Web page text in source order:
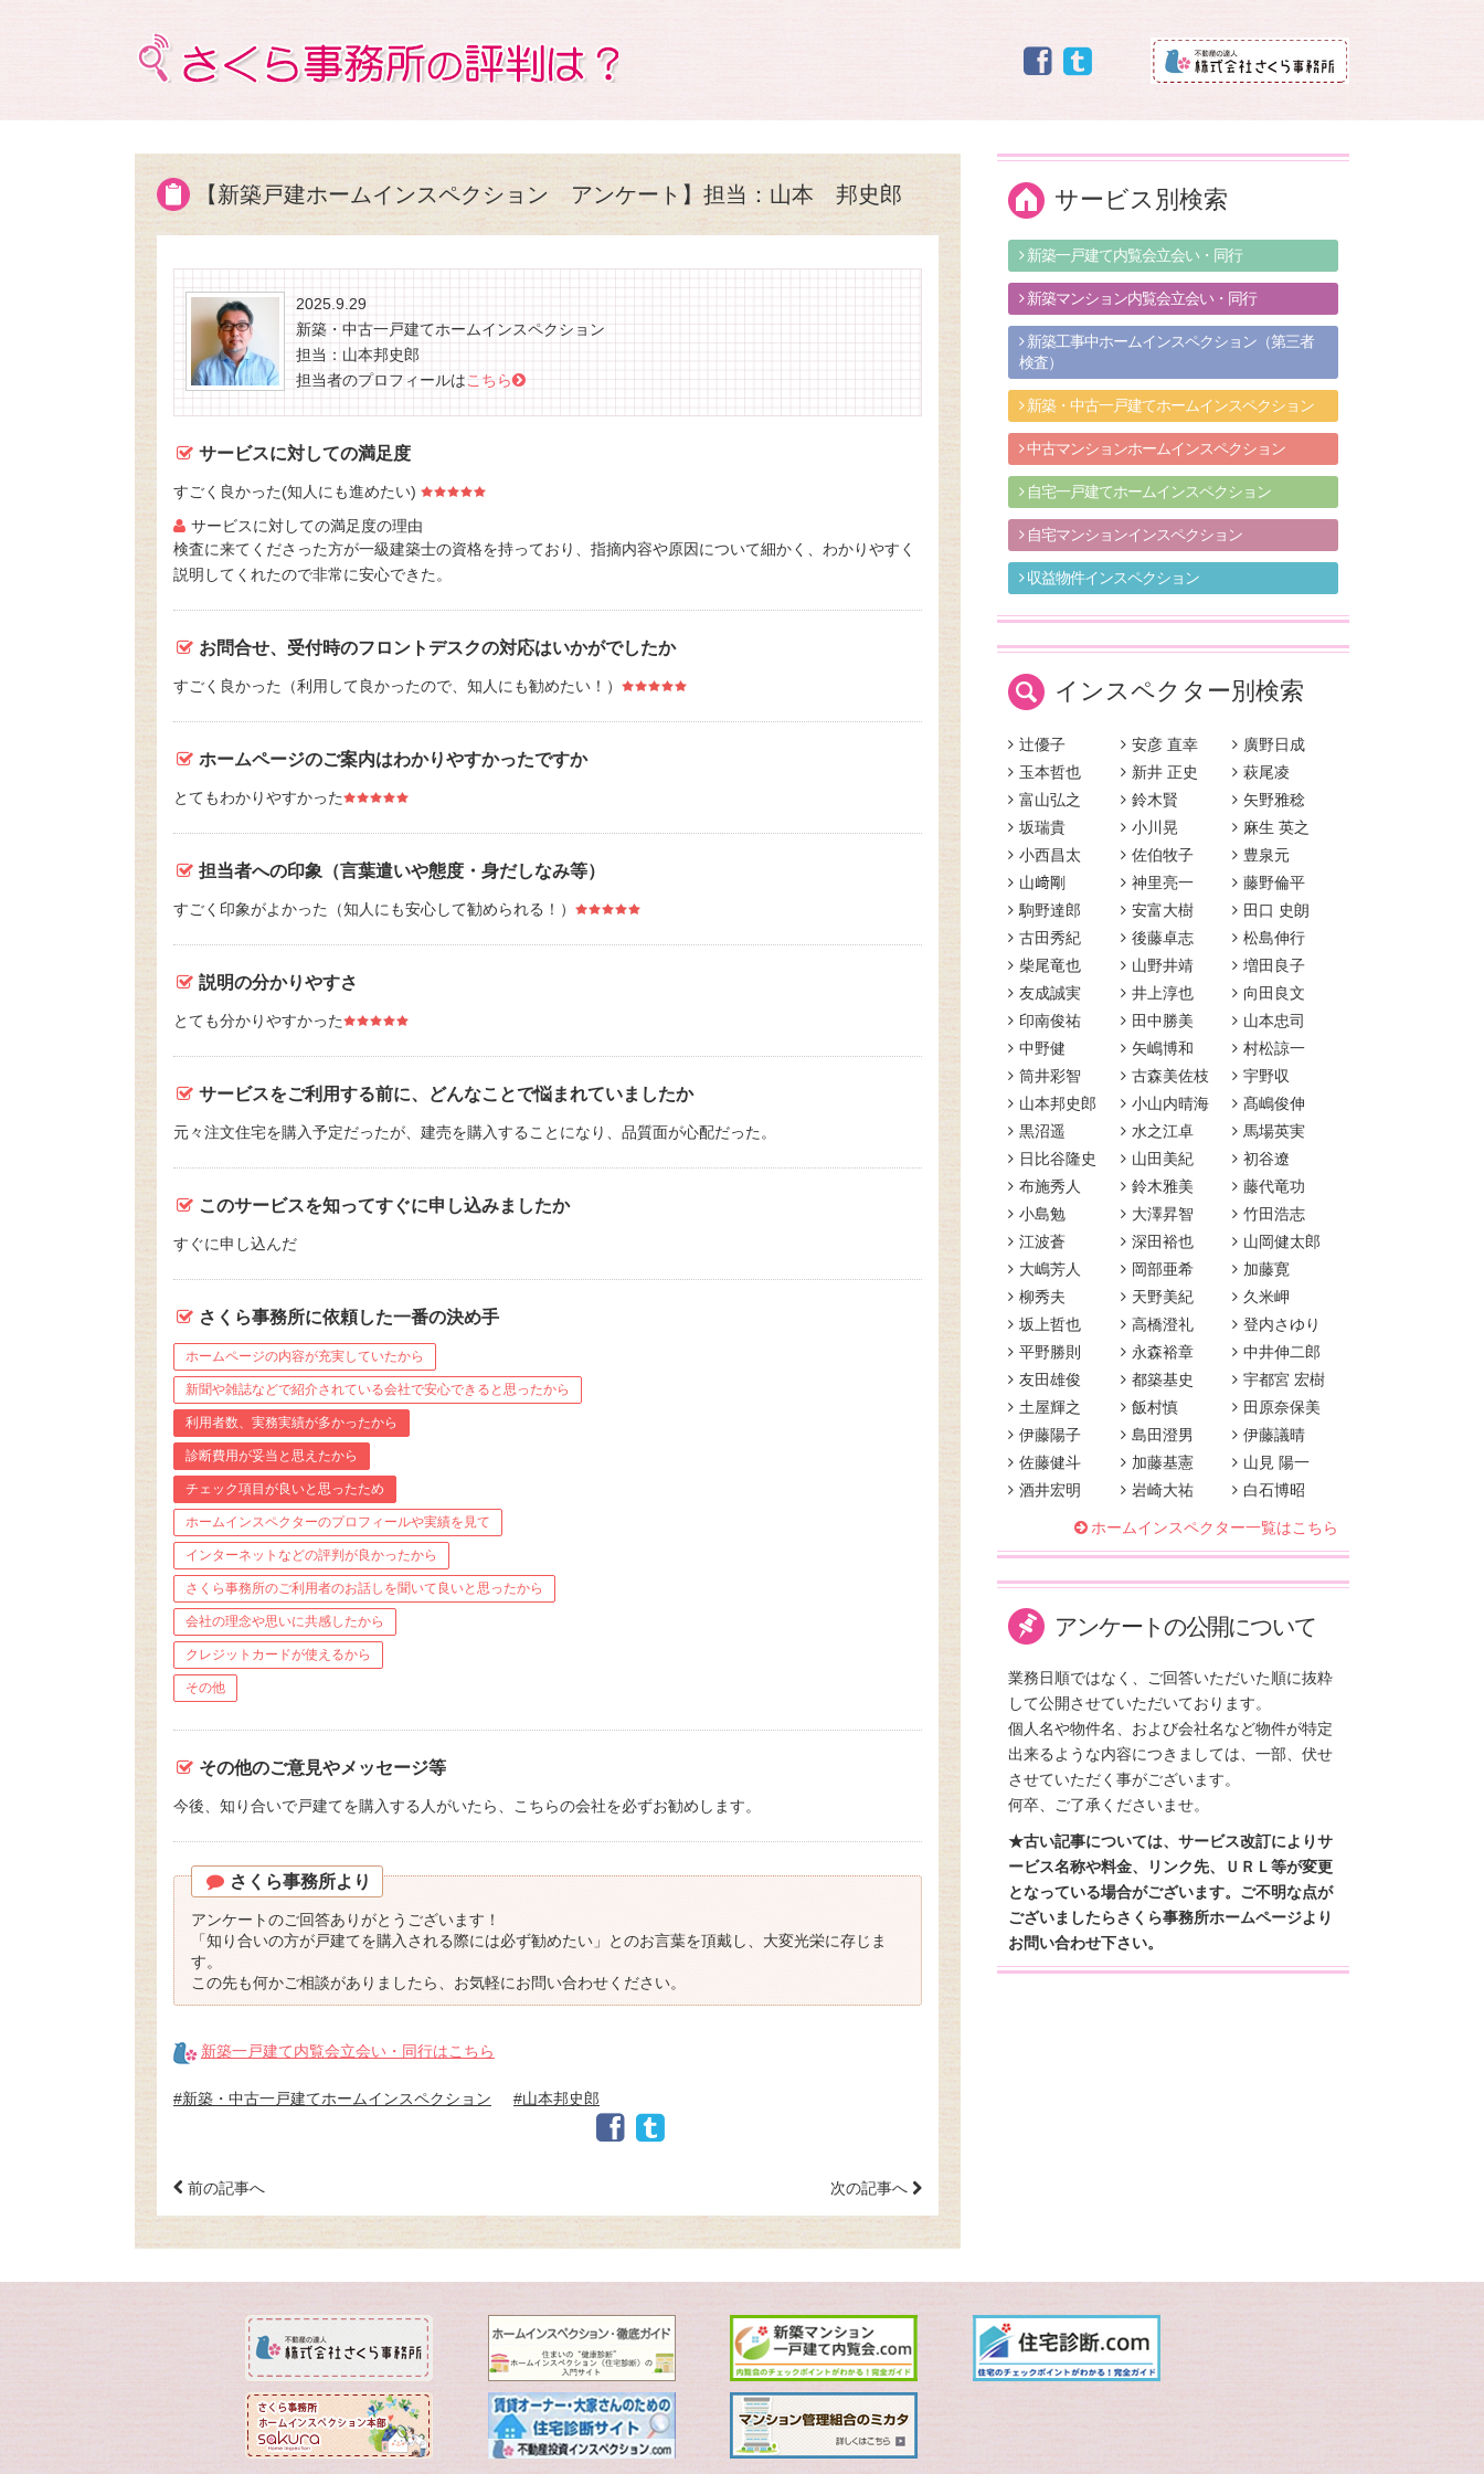
【新築戸建ホームインスペクション アンケート】担当：山本 邦史郎
2025.9.29
新築・中古一戸建てホームインスペクション
担当：山本邦史郎
担当者のプロフィールはこちら
サービスに対しての満足度
すごく良かった(知人にも進めたい)
サービスに対しての満足度の理由
検査に来てくださった方が一級建築士の資格を持っており、指摘内容や原因について細かく、わかりやすく
説明してくれたので非常に安心できた。
お問合せ、受付時のフロントデスクの対応はいかがでしたか
すごく良かった（利用して良かったので、知人にも勧めたい！）
ホームページのご案内はわかりやすかったですか
とてもわかりやすかった
担当者への印象（言葉遣いや態度・身だしなみ等）
すごく印象がよかった（知人にも安心して勧められる！）
説明の分かりやすさ
とても分かりやすかった
サービスをご利用する前に、どんなことで悩まれていましたか
元々注文住宅を購入予定だったが、建売を購入することになり、品質面が心配だった。
このサービスを知ってすぐに申し込みましたか
すぐに申し込んだ
さくら事務所に依頼した一番の決め手
ホームページの内容が充実していたから
新聞や雑誌などで紹介されている会社で安心できると思ったから
利用者数、実務実績が多かったから
診断費用が妥当と思えたから
チェック項目が良いと思ったため
ホームインスペクターのプロフィールや実績を見て
インターネットなどの評判が良かったから
さくら事務所のご利用者のお話しを聞いて良いと思ったから
会社の理念や思いに共感したから
クレジットカードが使えるから
その他
その他のご意見やメッセージ等
今後、知り合いで戸建てを購入する人がいたら、こちらの会社を必ずお勧めします。
さくら事務所より
アンケートのご回答ありがとうございます！
「知り合いの方が戸建てを購入される際には必ず勧めたい」とのお言葉を頂戴し、大変光栄に存じま
す。
この先も何かご相談がありましたら、お気軽にお問い合わせください。
新築一戸建て内覧会立会い・同行はこちら
#新築・中古一戸建てホームインスペクション #山本邦史郎
前の記事へ 次の記事へ
サービス別検索
新築一戸建て内覧会立会い・同行
新築マンション内覧会立会い・同行
新築工事中ホームインスペクション（第三者
検査）
新築・中古一戸建てホームインスペクション
中古マンションホームインスペクション
自宅一戸建てホームインスペクション
自宅マンションインスペクション
収益物件インスペクション
インスペクター別検索
辻優子 安彦 直幸
廣野日成
玉本哲也
新井 正史
萩尾凌
富山弘之
鈴木賢
矢野雅稔
坂瑞貴
小川晃
麻生 英之
小西昌太
佐伯牧子
豊泉元
山﨑剛
神里亮一
藤野倫平
駒野達郎
安富大樹
田口 史朗
古田秀紀
後藤卓志
松島伸行
柴尾竜也
山野井靖
増田良子
友成誠実
井上淳也
向田良文
印南俊祐
田中勝美
山本忠司
中野健
矢嶋博和
村松諒一
筒井彩智
古森美佐枝
宇野収
山本邦史郎
小山内晴海
髙嶋俊伸
黒沼遥
水之江卓
馬場英実
日比谷隆史
山田美紀
初谷遼
布施秀人
鈴木雅美
藤代竜功
小島勉
大澤昇智
竹田浩志
江波蒼
深田裕也
山岡健太郎
大嶋芳人
岡部亜希
加藤寛
柳秀夫
天野美紀
久米岬
坂上哲也
高橋澄礼
登内さゆり
平野勝則
永森裕章
中井伸二郎
友田雄俊
都築基史
宇都宮 宏樹
土屋輝之
飯村慎
田原奈保美
伊藤陽子
島田澄男
伊藤議晴
佐藤健斗
加藤基憲
山見 陽一
酒井宏明
岩崎大祐 白石博昭
ホームインスペクター一覧はこちら
アンケートの公開について
業務日順ではなく、ご回答いただいた順に抜粋
して公開させていただいております。
個人名や物件名、および会社名など物件が特定
出来るような内容につきましては、一部、伏せ
させていただく事がございます。
何卒、ご了承くださいませ。
★古い記事については、サービス改訂によりサ
ービス名称や料金、リンク先、ＵＲＬ等が変更
となっている場合がございます。ご不明な点が
ございましたらさくら事務所ホームページより
お問い合わせ下さい。